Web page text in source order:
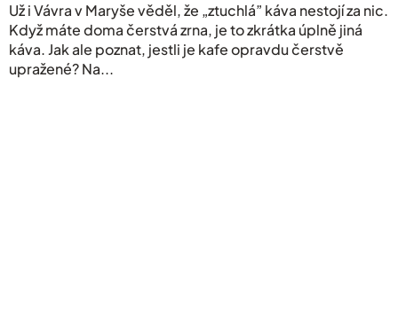
Už i Vávra v Maryše věděl, že „ztuchlá” káva nestojí za nic.
Když máte doma čerstvá zrna, je to zkrátka úplně jiná
káva. Jak ale poznat, jestli je kafe opravdu čerstvě
upražené? Na...